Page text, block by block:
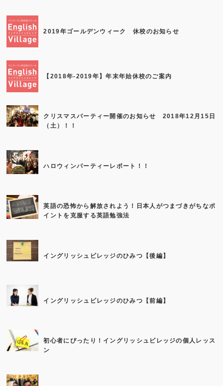
2019年ゴールデンウィーク 休校のお知らせ
【2018年-2019年】年末年始休校のご案内
クリスマスパーティー開催のお知らせ 2018年12月15日
（土）！！
ハロウィンパーティーレポート！！
英語の恐怖から解放されよう！日本人がつまづきがちなポ
イントを克服する英語勉強法
イングリッシュビレッジのひみつ【後編】
イングリッシュビレッジのひみつ【前編】
初心者にぴったり！イングリッシュビレッジの個人レッス
ン